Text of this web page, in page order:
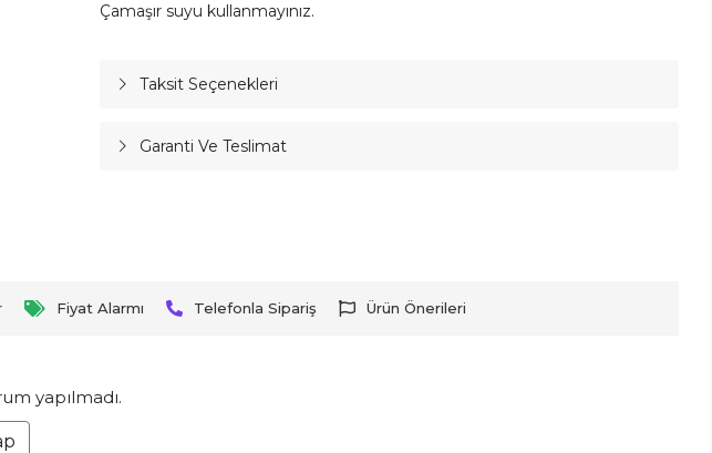
Çamaşır suyu kullanmayınız.
Taksit Seçenekleri
Garanti Ve Teslimat
Fiyat Alarmı Telefonla Sipariş Ürün Önerileri
yapılmadı.